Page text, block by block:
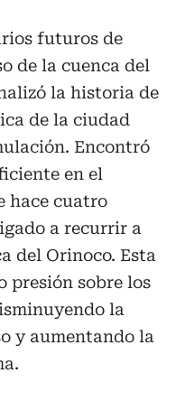
futuros de
de la cuenca del
la historia de
de la ciudad
Encontró
en el
hace cuatro
a recurrir a
del Orinoco. Esta
presión sobre los
la
y aumentando la